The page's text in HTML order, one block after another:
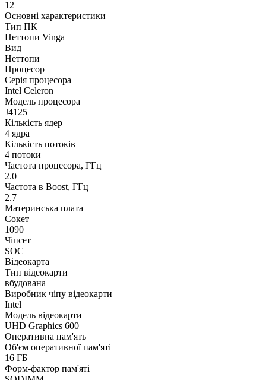
12
Основні характеристики
Тип ПК
Неттопи Vinga
Вид
Неттопи
Процесор
Серія процесора
Intel Celeron
Модель процесора
J4125
Кількість ядер
4 ядра
Кількість потоків
4 потоки
Частота процесора, ГГц
2.0
Частота в Boost, ГГц
2.7
Материнська плата
Сокет
1090
Чіпсет
SOC
Відеокарта
Тип відеокарти
вбудована
Виробник чіпу відеокарти
Intel
Модель відеокарти
UHD Graphics 600
Оперативна пам'ять
Об'єм оперативної пам'яті
16 ГБ
Форм-фактор пам'яті